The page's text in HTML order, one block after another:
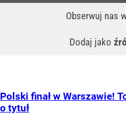
Obserwuj nas
Dodaj jako
Polski finał w Warszawie!
o tytuł